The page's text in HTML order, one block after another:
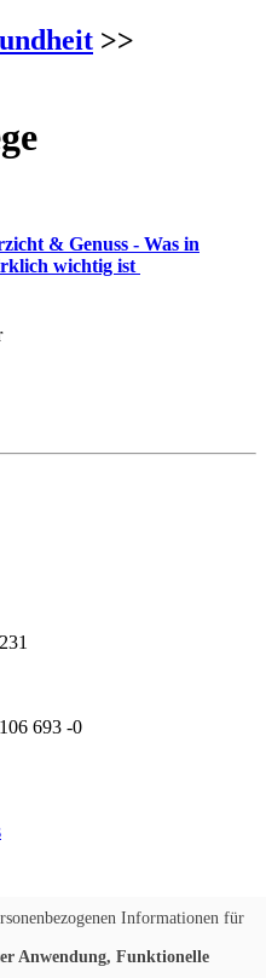
>>
& Genuss - Was in
wichtig ist
693 -0
Informationen für
Anwendung, Funktionelle